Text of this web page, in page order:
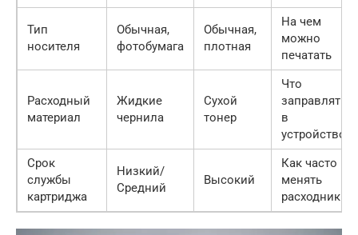
Тип
носителя
Обычная,
фотобумага
Обычная,
плотная
На чем
можно
печатать
Расходный
материал
Жидкие
чернила
Сухой
тонер
Что
заправлять
в
устройство
Срок
службы
картриджа
Низкий/
Средний
Высокий
Как часто
менять
расходники